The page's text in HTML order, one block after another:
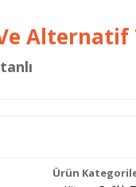
Alternatif
Ürün